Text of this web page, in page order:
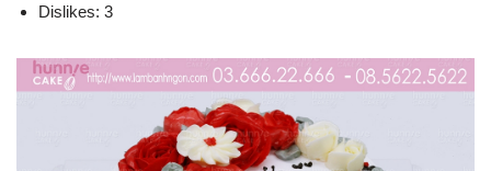
Dislikes: 3